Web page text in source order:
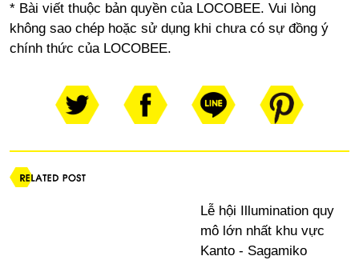
* Bài viết thuộc bản quyền của LOCOBEE. Vui lòng
không sao chép hoặc sử dụng khi chưa có sự đồng ý
chính thức của LOCOBEE.
Lễ hội Illumination quy
mô lớn nhất khu vực
Kanto - Sagamiko